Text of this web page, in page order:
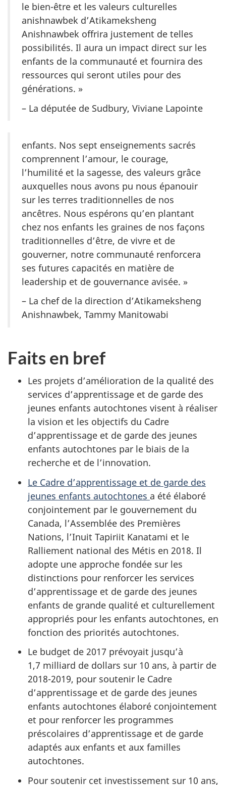
le bien-être et les valeurs culturelles
anishnawbek d’Atikameksheng
Anishnawbek offrira justement de telles
possibilités. Il aura un impact direct sur les
enfants de la communauté et fournira des
ressources qui seront utiles pour des
générations. »
– La députée de Sudbury, Viviane Lapointe
enfants. Nos sept enseignements sacrés
comprennent l’amour, le courage,
l’humilité et la sagesse, des valeurs grâce
auxquelles nous avons pu nous épanouir
sur les terres traditionnelles de nos
ancêtres. Nous espérons qu’en plantant
chez nos enfants les graines de nos façons
traditionnelles d’être, de vivre et de
gouverner, notre communauté renforcera
ses futures capacités en matière de
leadership et de gouvernance avisée. »
– La chef de la direction d’Atikameksheng
Anishnawbek, Tammy Manitowabi
Faits en bref
Les projets d’amélioration de la qualité des
services d’apprentissage et de garde des
jeunes enfants autochtones visent à réaliser
la vision et les objectifs du Cadre
d’apprentissage et de garde des jeunes
enfants autochtones par le biais de la
recherche et de l’innovation.
Le Cadre d’apprentissage et de garde des
jeunes enfants autochtones a été élaboré
conjointement par le gouvernement du
Canada, l’Assemblée des Premières
Nations, l’Inuit Tapiriit Kanatami et le
Ralliement national des Métis en 2018. Il
adopte une approche fondée sur les
distinctions pour renforcer les services
d’apprentissage et de garde des jeunes
enfants de grande qualité et culturellement
appropriés pour les enfants autochtones, en
fonction des priorités autochtones.
Le budget de 2017 prévoyait jusqu’à
1,7 milliard de dollars sur 10 ans, à partir de
2018-2019, pour soutenir le Cadre
d’apprentissage et de garde des jeunes
enfants autochtones élaboré conjointement
et pour renforcer les programmes
préscolaires d’apprentissage et de garde
adaptés aux enfants et aux familles
autochtones.
Pour soutenir cet investissement sur 10 ans,